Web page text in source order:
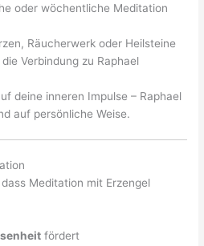
oder wöchentliche Meditation
Räucherwerk oder Heilsteine
Verbindung zu Raphael
deine inneren Impulse – Raphael
auf persönliche Weise.
Meditation mit Erzengel
fördert